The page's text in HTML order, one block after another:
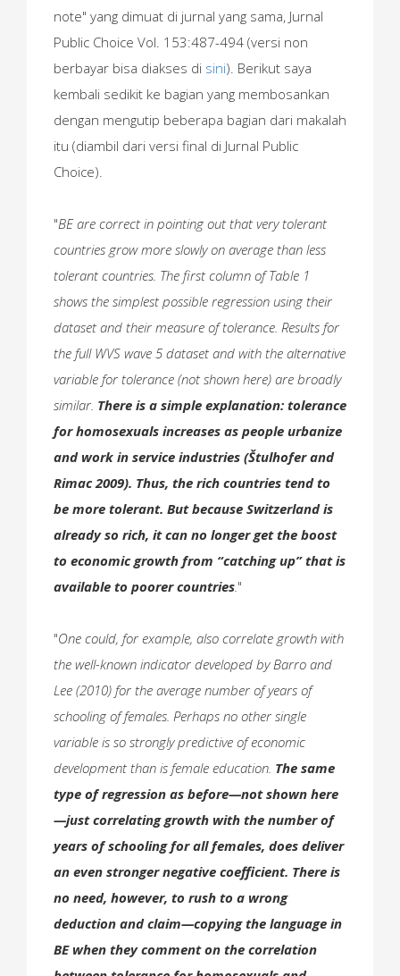
note" yang dimuat di jurnal yang sama, Jurnal
Public Choice Vol. 153:487-494 (versi non
berbayar bisa diakses di sini). Berikut saya
kembali sedikit ke bagian yang membosankan
dengan mengutip beberapa bagian dari makalah
itu (diambil dari versi final di Jurnal Public
Choice).
"BE are correct in pointing out that very tolerant
countries grow more slowly on average than less
tolerant countries. The first column of Table 1
shows the simplest possible regression using their
dataset and their measure of tolerance. Results for
the full WVS wave 5 dataset and with the alternative
variable for tolerance (not shown here) are broadly
similar. There is a simple explanation: tolerance
for homosexuals increases as people urbanize
and work in service industries (Štulhofer and
Rimac 2009). Thus, the rich countries tend to
be more tolerant. But because Switzerland is
already so rich, it can no longer get the boost
to economic growth from “catching up” that is
available to poorer countries "
"One could, for example, also correlate growth with
the well-known indicator developed by Barro and
Lee (2010) for the average number of years of
schooling of females. Perhaps no other single
variable is so strongly predictive of economic
development than is female education. The same
type of regression as before—not shown here
—just correlating growth with the number of
years of schooling for all females, does deliver
an even stronger negative coefficient. There is
no need, however, to rush to a wrong
deduction and claim—copying the language in
BE when they comment on the correlation